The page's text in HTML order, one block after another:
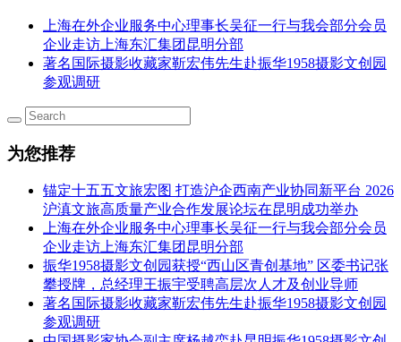
上海在外企业服务中心理事长吴征一行与我会部分会员
企业走访上海东汇集团昆明分部
著名国际摄影收藏家靳宏伟先生赴振华1958摄影文创园
参观调研
为您推荐
锚定十五五文旅宏图 打造沪企西南产业协同新平台 2026
沪滇文旅高质量产业合作发展论坛在昆明成功举办
上海在外企业服务中心理事长吴征一行与我会部分会员
企业走访上海东汇集团昆明分部
振华1958摄影文创园获授“西山区青创基地” 区委书记张
攀授牌，总经理王振宇受聘高层次人才及创业导师
著名国际摄影收藏家靳宏伟先生赴振华1958摄影文创园
参观调研